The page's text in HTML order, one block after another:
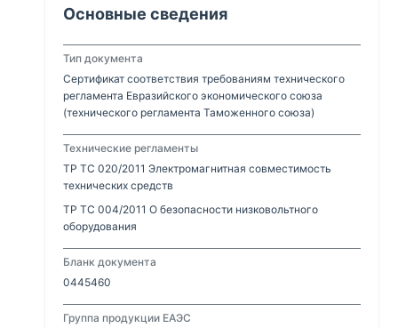
Основные сведения
Тип документа
Сертификат соответствия требованиям технического
регламента Евразийского экономического союза
(технического регламента Таможенного союза)
Технические регламенты
ТР ТС 020/2011 Электромагнитная совместимость
технических средств
ТР ТС 004/2011 О безопасности низковольтного
оборудования
Бланк документа
0445460
Группа продукции ЕАЭС